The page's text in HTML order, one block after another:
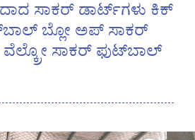
ಸಾಕರ್ ಡಾರ್ಟ್‌ಗಳು ಕಿಕ್
ಬ್ಲೋ ಅಪ್ ಸಾಕರ್
ಸಾಕರ್ ಫುಟ್‌ಬಾಲ್